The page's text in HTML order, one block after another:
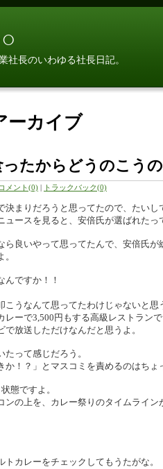
社長のいわゆる社長日記。
ーカイブ
たからどうのこう
コメント(0) | トラックバック(0)
まりだろうと思ってたので、たいし
ースを見ると、安倍氏が選ばれたっ
ら良いやって思ってたんで、安倍氏
んですか！！
こうなんて思ってたわけじゃないと
ーで3,500円もする高級レストラン
放送しただけなんだと思うよ。
って感じだろう。
！？」とマスコミを責めるのはちょ
態ですよ。
ンの上を、カレー祭りのタイムライン
カレーをチェックしてもうたがな。